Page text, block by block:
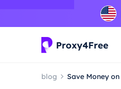
blog Save Money